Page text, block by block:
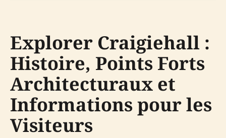
Explorer Craigiehall :
Histoire, Points Forts
Architecturaux et
Informations pour les
Visiteurs